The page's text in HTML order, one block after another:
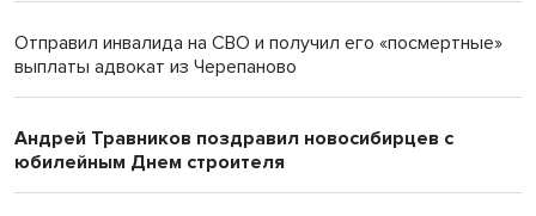
Отправил инвалида на СВО и получил его «посмертные»
выплаты адвокат из Черепаново
Андрей Травников поздравил новосибирцев с
юбилейным Днем строителя